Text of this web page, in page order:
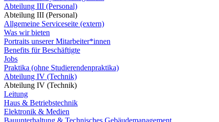
Abteilung III (Personal)
Abteilung III (Personal)
Allgemeine Serviceseite (extern)
Was wir bieten
Portraits unserer Mitarbeiter*innen
Benefits für Beschäftigte
Jobs
Praktika (ohne Studierendenpraktika)
Abteilung IV (Technik)
Abteilung IV (Technik)
Leitung
Haus & Betriebstechnik
Elektronik & Medien
Bauunterhaltung & Technisches Gebäudemanagement